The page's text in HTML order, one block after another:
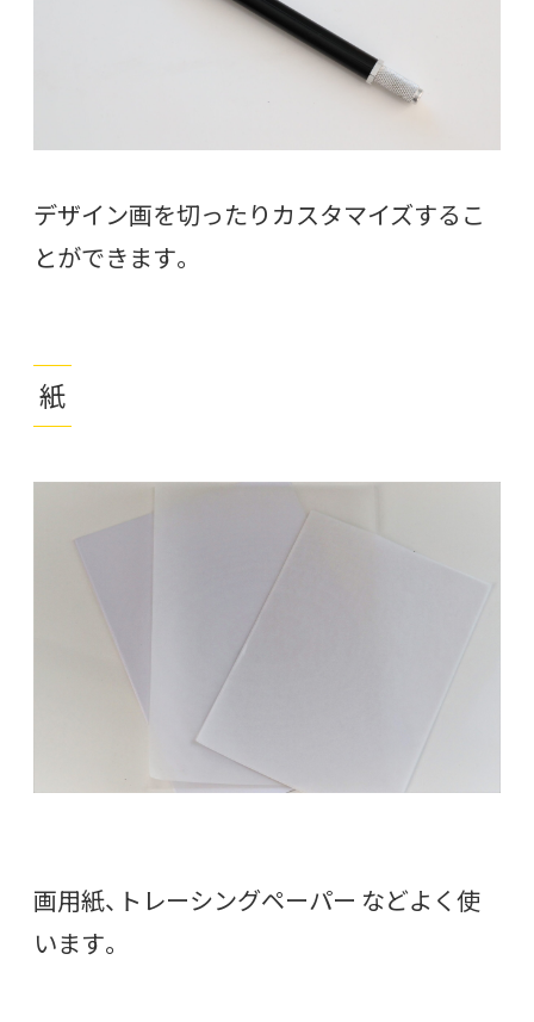
デザイン画を切ったりカスタマイズするこ
とができます。
紙
画用紙、トレーシングペーパー などよく使
います。